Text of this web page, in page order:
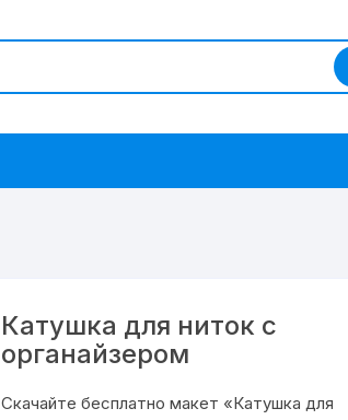
Катушка для ниток с
органайзером
Скачайте бесплатно макет «Катушка для